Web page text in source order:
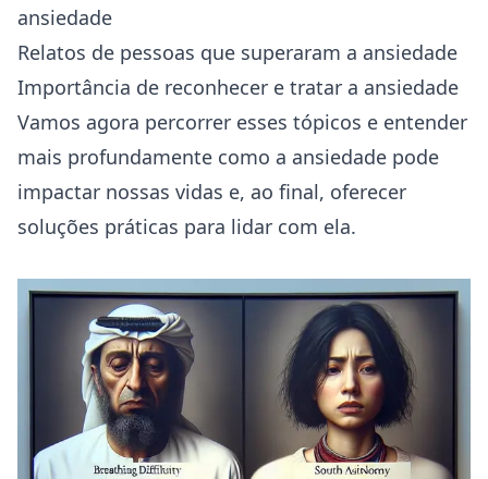
ansiedade
Relatos de pessoas que superaram a ansiedade
Importância de reconhecer e tratar a ansiedade
Vamos agora percorrer esses tópicos e entender
mais profundamente como a ansiedade pode
impactar nossas vidas e, ao final, oferecer
soluções práticas para lidar com ela.